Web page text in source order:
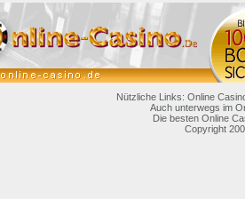
Nützliche Links: Online
Auch unterwegs im
Die besten Online
Copyright